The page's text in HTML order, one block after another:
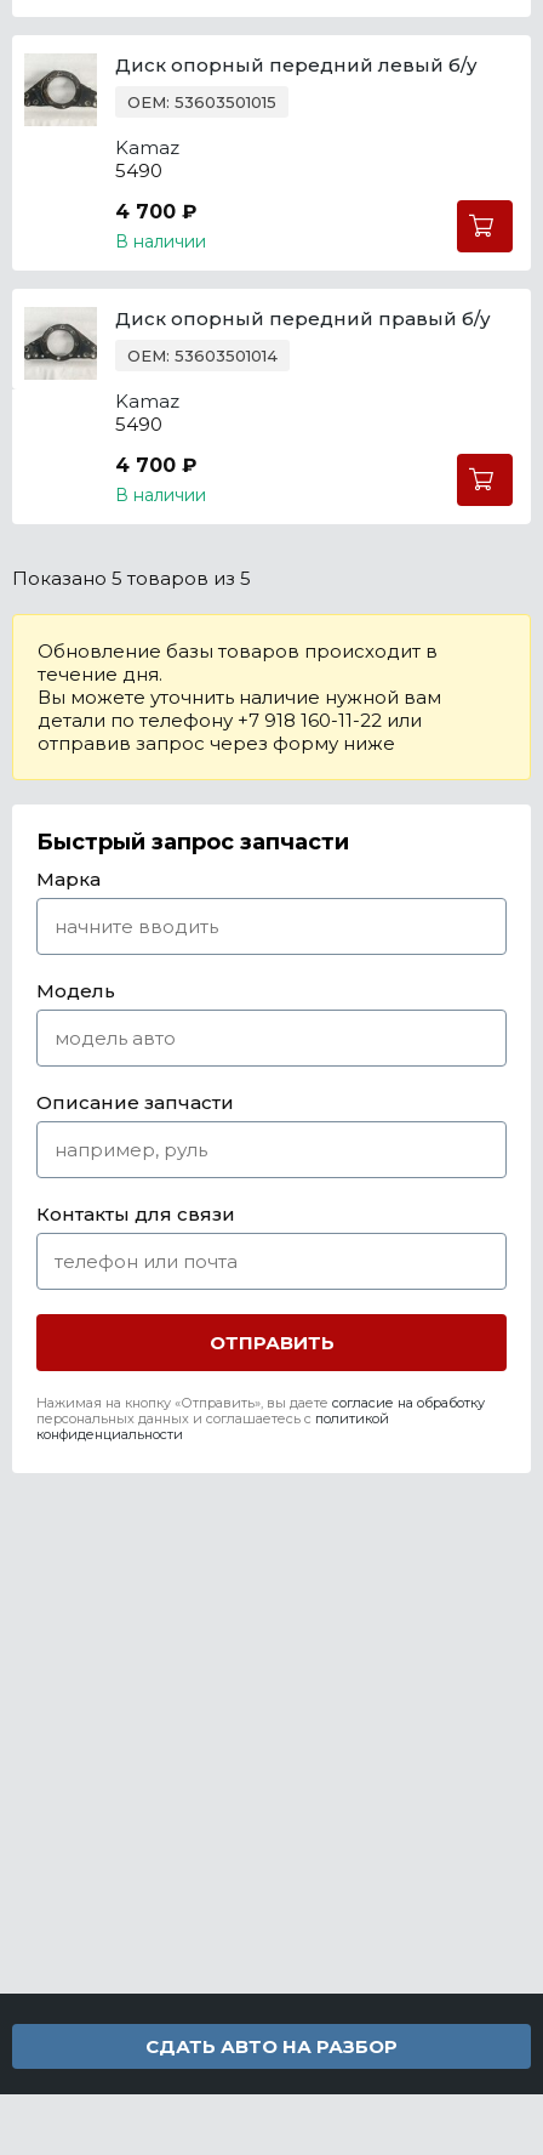
Диск опорный передний левый б/у
OEM: 53603501015
Kamaz
5490
4 700 ₽
В наличии
Диск опорный передний правый б/у
OEM: 53603501014
Kamaz
5490
4 700 ₽
В наличии
Показано 5 товаров из 5
Обновление базы товаров происходит в
течение дня.
Вы можете уточнить наличие нужной вам
детали по телефону +7 918 160-11-22 или
отправив запрос через форму ниже
Быстрый запрос запчасти
Марка
Модель
Описание запчасти
Контакты для связи
Нажимая на кнопку «Отправить», вы даете согласие на обработку
персональных данных и соглашаетесь c политикой
конфиденциальности
СДАТЬ АВТО НА РАЗБОР